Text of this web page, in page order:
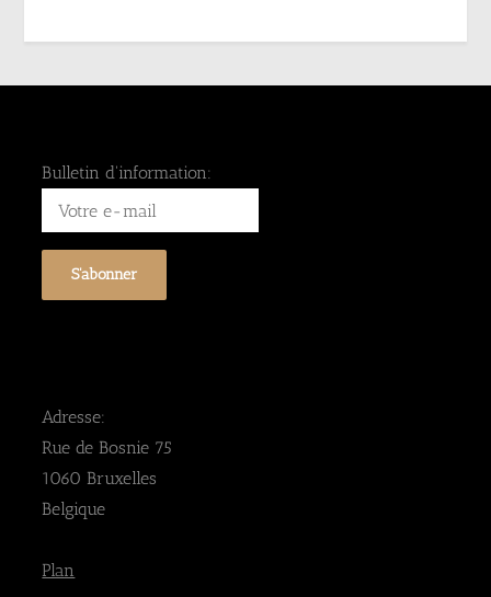
Bulletin d'information:
Adresse:
Rue de Bosnie 75
1060 Bruxelles
Belgique
Plan